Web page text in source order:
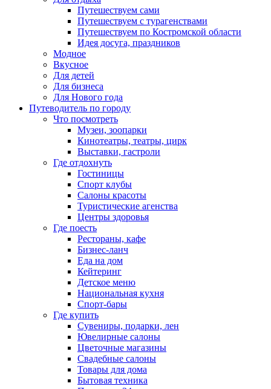
Путешествуем сами
Путешествуем с турагенствами
Путешествуем по Костромской области
Идея досуга, праздников
Модное
Вкусное
Для детей
Для бизнеса
Для Нового года
Путеводитель по городу
Что посмотреть
Музеи, зоопарки
Кинотеатры, театры, цирк
Выставки, гастроли
Где отдохнуть
Гостиницы
Спорт клубы
Салоны красоты
Туристические агенства
Центры здоровья
Где поесть
Рестораны, кафе
Бизнес-ланч
Еда на дом
Кейтеринг
Детское меню
Национальная кухня
Спорт-бары
Где купить
Сувениры, подарки, лен
Ювелирные салоны
Цветочные магазины
Свадебные салоны
Товары для дома
Бытовая техника